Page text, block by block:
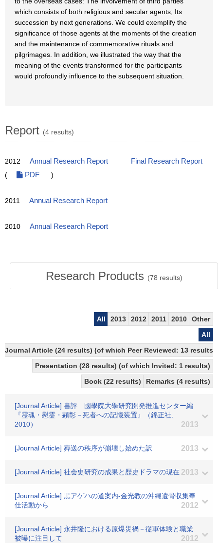
which consists of both religious and secular agents; Its
succession by next generations. We could exemplify the
significance of those agents at the moments of the creation
and the maintenance of commemorative rituals and
pilgrimages. In addition, we illustrated the way that the
meaning of the events transformed for the participants
would profoundly influence to the subsequent situation.
Report (4 results)
2012 Annual Research Report
Final Research Report
(
PDF )
2011 Annual Research Report
2010 Annual Research Report
Research Products (78 results)
All 2013 2012 2011 2010
Other
All
Journal Article (24 results) (of which Peer Reviewed: 13 results)
Presentation (28 results) (of which Invited: 1 results)
Book (22 results)
Remarks (4 results)
[Journal Article] 書評 國學院大學研究開発推進センター編
『霊魂・慰霊・顕彰－死者への記憶装置』（錦正社、
2010）
2013
[Journal Article] 葬送の秩序が崩壊し始めた訳 2013
[Journal Article] 社会史研究の成果と歴史ドラマの現在 2013
[Journal Article] 黒アゲハの道案内-金光教の沖縄遺骨収集奉
仕活動から
2012
[Journal Article] 永井隆における原爆災禍－従軍体験と職業
被曝に注目して
2012